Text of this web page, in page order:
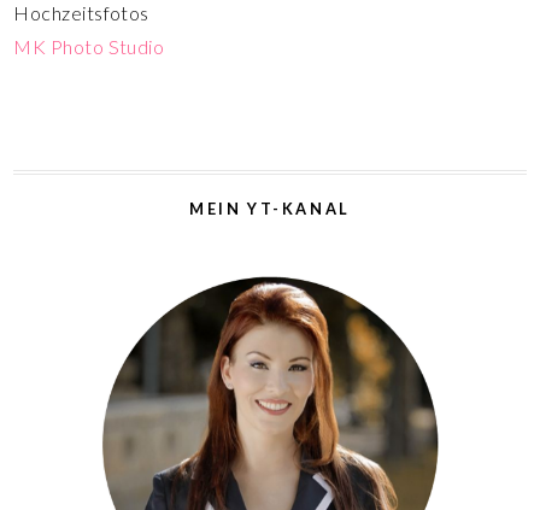
Hochzeitsfotos
MK Photo Studio
MEIN YT-KANAL